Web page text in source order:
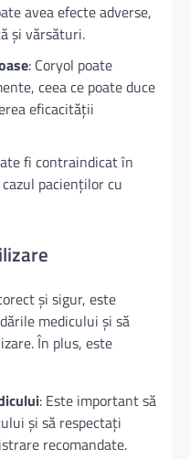
avea efecte adverse,
și vărsături.
: Coryol poate
ceea ce poate duce
eficacității
fi contraindicat în
pacienților cu
și sigur, este
medicului și să
În plus, este
: Este important să
și să respectați
recomandate.